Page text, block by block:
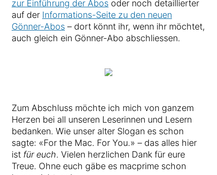
zur Einführung der Abos oder noch detaillierter
auf der Informations-Seite zu den neuen
Gönner-Abos – dort könnt ihr, wenn ihr möchtet,
auch gleich ein Gönner-Abo abschliessen.
Zum Abschluss möchte ich mich von ganzem
Herzen bei all unseren Leserinnen und Lesern
bedanken. Wie unser alter Slogan es schon
sagte: «For the Mac. For You.» – das alles hier
ist für euch. Vielen herzlichen Dank für eure
Treue. Ohne euch gäbe es macprime schon